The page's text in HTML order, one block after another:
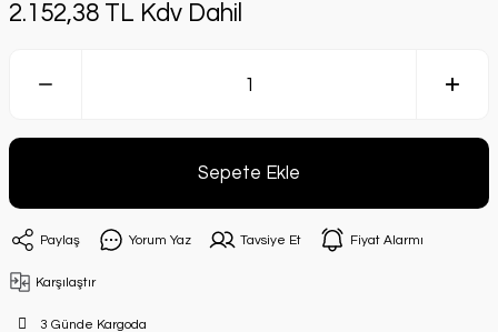
2.152,38 TL Kdv Dahil
Sepete Ekle
Paylaş Yorum Yaz Tavsiye Et Fiyat Alarmı
Karşılaştır
3 Günde Kargoda